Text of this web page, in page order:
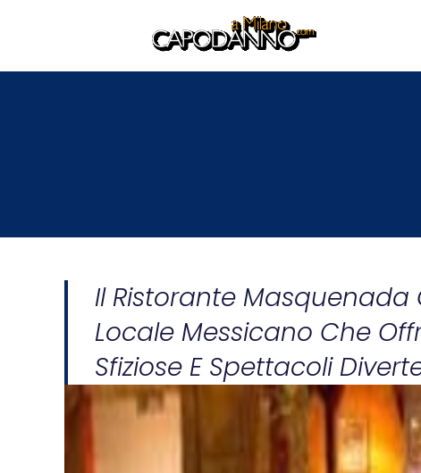
Il Ristorante Masquenada
Locale Messicano Che
Sfiziose E Spettacoli